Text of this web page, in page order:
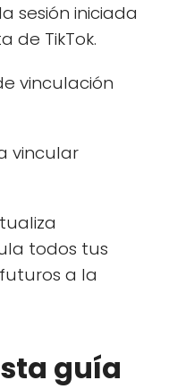
sesión iniciada
de TikTok.
vinculación
vincular
todos tus
a la
guía